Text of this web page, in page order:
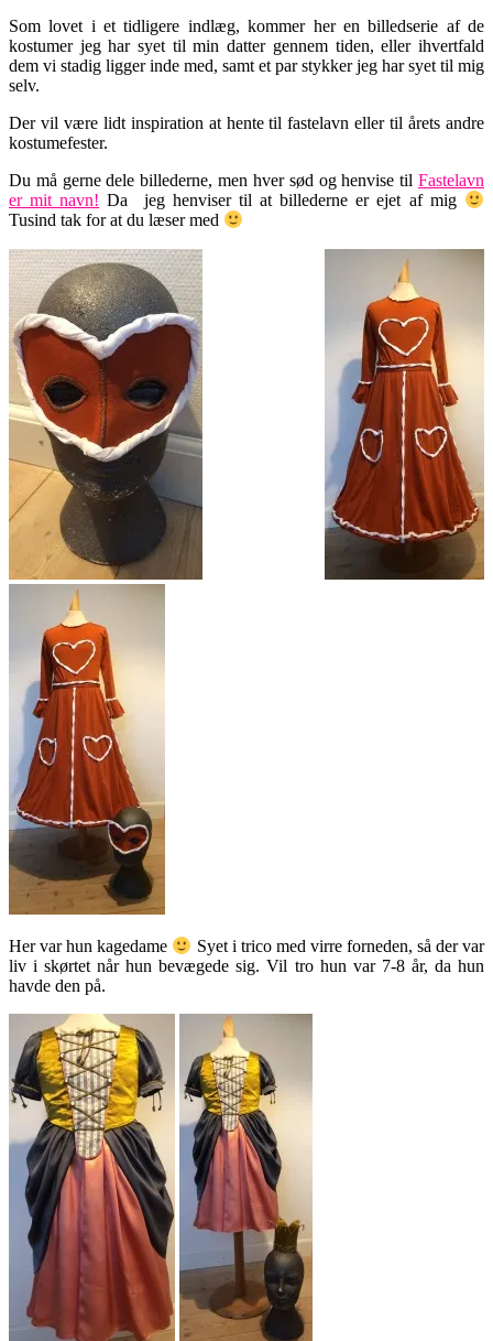
Som lovet i et tidligere indlæg, kommer her en billedserie af de
kostumer jeg har syet til min datter gennem tiden, eller ihvertfald
dem vi stadig ligger inde med, samt et par stykker jeg har syet til mig
selv.
Der vil være lidt inspiration at hente til fastelavn eller til årets andre
kostumefester.
Du må gerne dele billederne, men hver sød og henvise til Fastelavn
er mit navn! Da jeg henviser til at billederne er ejet af mig
Tusind tak for at du læser med
Her var hun kagedame
Syet i trico med virre forneden, så der var
liv i skørtet når hun bevægede sig. Vil tro hun var 7-8 år, da hun
havde den på.